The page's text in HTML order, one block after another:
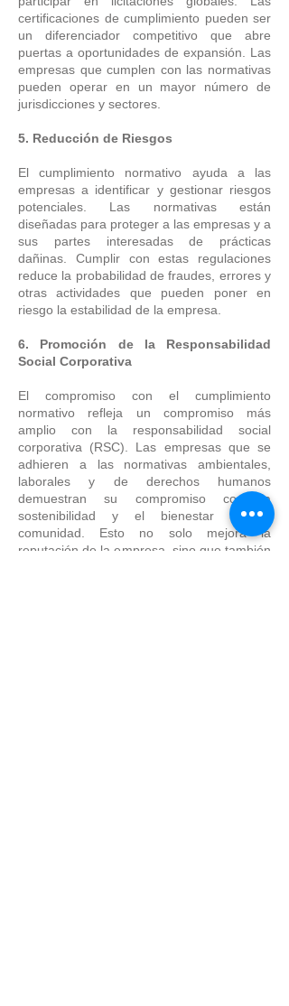
certificaciones de cumplimiento pueden ser
un diferenciador competitivo que abre
puertas a oportunidades de expansión. Las
empresas que cumplen con las normativas
pueden operar en un mayor número de
jurisdicciones y sectores.
5. Reducción de Riesgos
El cumplimiento normativo ayuda a las
empresas a identificar y gestionar riesgos
potenciales. Las normativas están
diseñadas para proteger a las empresas y a
sus partes interesadas de prácticas
dañinas. Cumplir con estas regulaciones
reduce la probabilidad de fraudes, errores y
otras actividades que pueden poner en
riesgo la estabilidad de la empresa.
6. Promoción de la Responsabilidad
Social Corporativa
El compromiso con el cumplimiento
normativo refleja un compromiso más
amplio con la responsabilidad social
corporativa (RSC). Las empresas que se
adhieren a las normativas ambientales,
laborales y de derechos humanos
demuestran su compromiso con la
sostenibilidad y el bienestar de la
comunidad. Esto no solo mejora la
reputación de la empresa, sino que también